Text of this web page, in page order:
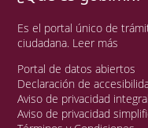
Es el portal único de
ciudadana. Leer más
Portal de datos abiertos
Declaración de
Aviso de privacidad integral
Aviso de privacidad